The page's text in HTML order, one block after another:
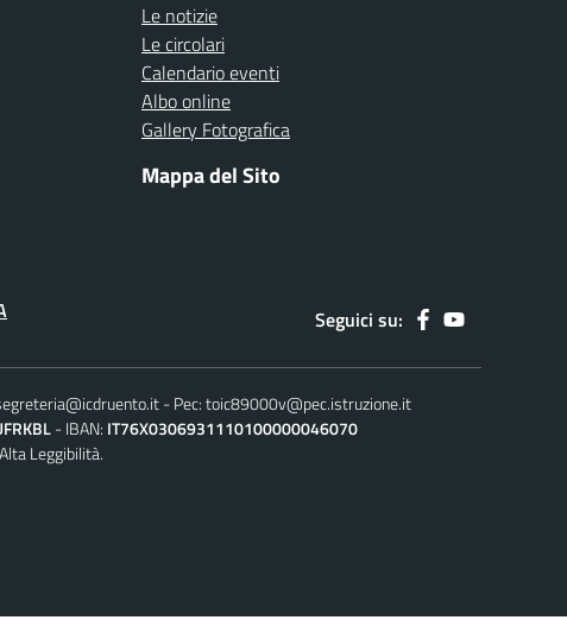
Le notizie
Le circolari
Calendario eventi
Albo online
Gallery Fotografica
Mappa del Sito
Seguici su:
Pec:toic89000v@pec.istruzione.it
IBAN: IT76X0306931110100000046070
Leggibilità.